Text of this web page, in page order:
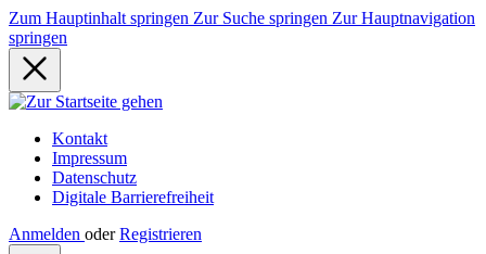
Zum Hauptinhalt springen Zur Suche springen Zur Hauptnavigation
springen
Kontakt
Impressum
Datenschutz
Digitale Barrierefreiheit
Anmelden oder Registrieren